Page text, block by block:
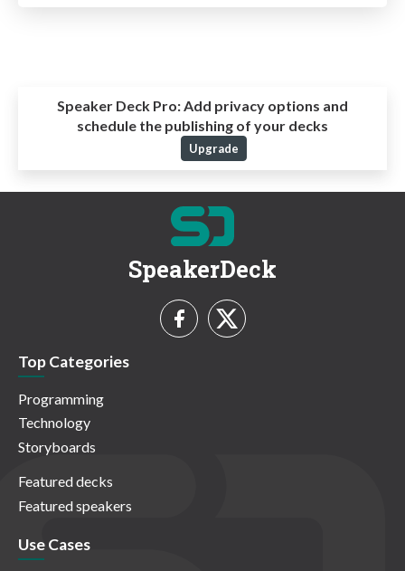
Speaker Deck Pro:Add privacy options and
schedule the publishing of your decks
Upgrade
SpeakerDeck
Top Categories
Programming
Technology
Storyboards
Featured decks
Featured speakers
Use Cases